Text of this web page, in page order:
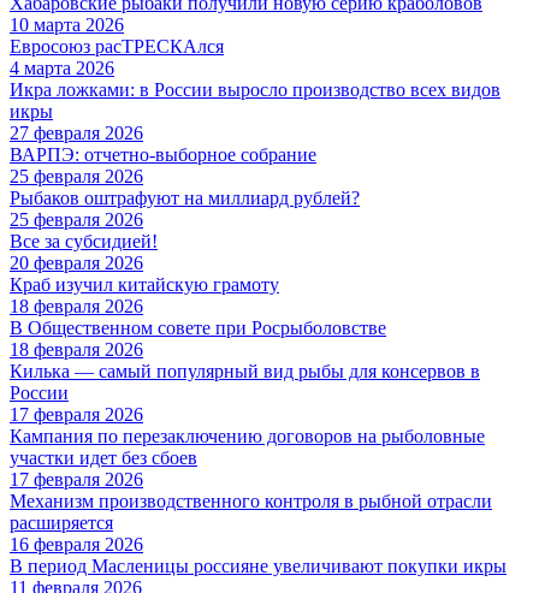
10 марта 2026
Евросоюз расТРЕСКАлся
4 марта 2026
Икра ложками: в России выросло производство всех видов
икры
27 февраля 2026
ВАРПЭ: отчетно-выборное собрание
25 февраля 2026
Рыбаков оштрафуют на миллиард рублей?
25 февраля 2026
Все за субсидией!
20 февраля 2026
Краб изучил китайскую грамоту
18 февраля 2026
В Общественном совете при Росрыболовстве
18 февраля 2026
Килька — самый популярный вид рыбы для консервов в
России
17 февраля 2026
Кампания по перезаключению договоров на рыболовные
участки идет без сбоев
17 февраля 2026
Механизм производственного контроля в рыбной отрасли
расширяется
16 февраля 2026
В период Масленицы россияне увеличивают покупки икры
11 февраля 2026